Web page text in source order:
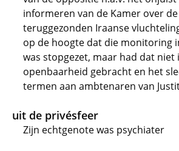
informeren van de Kamer over
teruggezonden Iraanse
op de hoogte dat die monitoring
was stopgezet, maar had dat niet
openbaarheid gebracht en het
termen aan ambtenaren van
uit de privésfeer
Zijn echtgenote was psychiater